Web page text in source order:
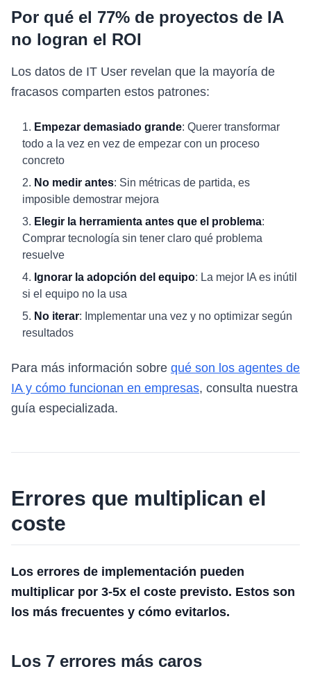
Por qué el 77% de proyectos de IA
no logran el ROI
Los datos de IT User revelan que la mayoría de
fracasos comparten estos patrones:
Empezar demasiado grande: Querer transformar
todo a la vez en vez de empezar con un proceso
concreto
No medir antes: Sin métricas de partida, es
imposible demostrar mejora
Elegir la herramienta antes que el problema:
Comprar tecnología sin tener claro qué problema
resuelve
Ignorar la adopción del equipo: La mejor IA es inútil
si el equipo no la usa
No iterar: Implementar una vez y no optimizar según
resultados
Para más información sobre qué son los agentes de
IA y cómo funcionan en empresas, consulta nuestra
guía especializada.
Errores que multiplican el
coste
Los errores de implementación pueden
multiplicar por 3-5x el coste previsto. Estos son
los más frecuentes y cómo evitarlos.
Los 7 errores más caros